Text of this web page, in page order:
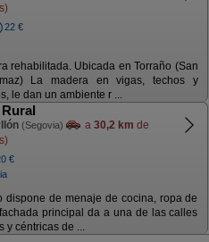
22 €
rehabilitada. Ubicada en Torraño (San
La madera en vigas, techos y
le dan un ambiente r ...
(Segovia) a 30,2 km de
€
dispone de menaje de cocina, ropa de
principal da a una de las calles
y céntricas de ...